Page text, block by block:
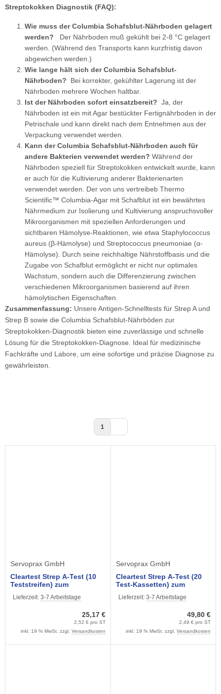
Streptokokken Diagnostik (FAQ):
Wie muss der Columbia Schafsblut-Nährboden gelagert
werden?
Der Nährboden muß gekühlt bei 2-8 °C gelagert
werden. (Während des Transports kann kurzfristig davon
abgewichen werden.)
Wie lange hält sich der Columbia Schafsblut-
Nährboden?
Bei korrekter, gekühlter Lagerung ist der
Nährboden mehrere Wochen haltbar.
Ist der Nährboden sofort einsatzbereit? Ja, der
Nährboden ist ein mit Agar bestückter Fertignährboden in der
Petrischale und kann direkt nach dem Entnehmen aus der
Verpackung verwendet werden.
Kann der Columbia Schafsblut-Nährboden auch für
andere Bakterien verwendet werden? Während der
Nährboden speziell für Streptokokken entwickelt wurde, kann
er auch für die Kultivierung anderer Bakterienarten
verwendet werden. Der von uns vertreibeb Thermo
Scientific™ Columbia-Agar mit Schafblut ist ein bewährtes
Nährmedium zur Isolierung und Kultivierung anspruchsvoller
Mikroorganismen mit speziellen Anforderungen und
sichtbaren Hämolyse-Reaktionen, wie etwa Staphylococcus
aureus (β-Hämolyse) und Streptococcus pneumoniae (α-
Hämolyse). Durch seine reichhaltige Nährstoffbasis und die
Zugabe von Schafblut ermöglicht er nicht nur optimales
Wachstum, sondern auch die Differenzierung zwischen
verschiedenen Mikroorganismen basierend auf ihren
hämolytischen Eigenschaften.
Zusammenfassung: Unsere Antigen-Schnelltests für Strep A und
Strep B sowie die Columbia Schafsblut-Nährböden zur
Streptokokken-Diagnostik bieten eine zuverlässige und schnelle
Lösung für die Streptokokken-Diagnose. Ideal für medizinische
Fachkräfte und Labore, um eine sofortige und präzise Diagnose zu
gewährleisten.
1
Servoprax GmbH
Cleartest Strep A-Test (10
Teststreifen) zum
Lieferzeit: 3-7 Arbeitstage
25,17 €
2,52 € pro ST
inkl. 19 % MwSt. zzgl. Versandkosten
Servoprax GmbH
Cleartest Strep A-Test (20
Test-Kassetten) zum
Lieferzeit: 3-7 Arbeitstage
49,80 €
2,49 € pro ST
inkl. 19 % MwSt. zzgl. Versandkosten